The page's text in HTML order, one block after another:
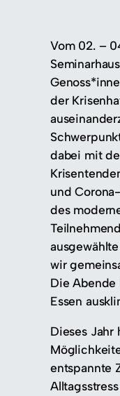
Vom 02. –
der
dabei mit
und
des
wir
Die
Essen
Dieses Jahr
entspannte